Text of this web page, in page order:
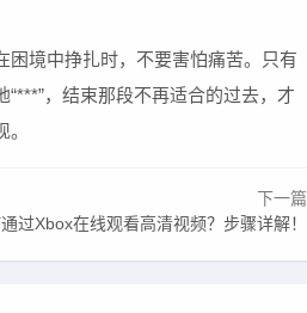
境中挣扎时，不要害怕痛苦。只有
，结束那段不再适合的过去，才
下一篇
过Xbox在线观看高清视频？步骤详解！